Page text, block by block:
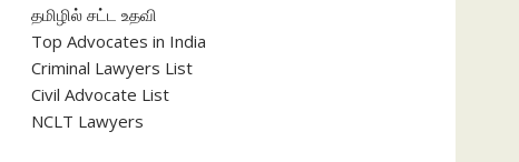
தமிழில் சட்ட உதவி
Top Advocates in India
Criminal Lawyers List
Civil Advocate List
NCLT Lawyers